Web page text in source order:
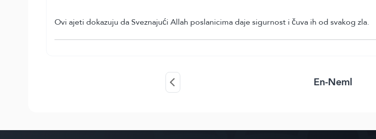
Ovi ajeti dokazuju da Sveznajući Allah poslanicima daje sigurnost i čuva ih od svakog zla.
En-Neml